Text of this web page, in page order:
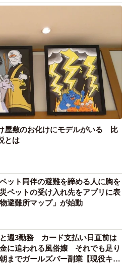
屋敷のお化けにモデルがいる 比
とは
ット同伴の避難を諦める人に胸を
ットの受け入れ先をアプリに表
避難所マップ」が始動
週3勤務 カード支払い日直前は
に追われる風俗嬢 それでも足り
までガールズバー副業【現役キャ